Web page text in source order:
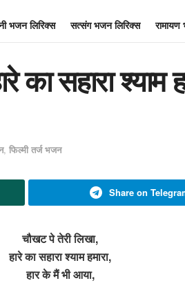
भजन लिरिक्स सत्संग भजन लिरिक्स
का सहारा श्याम
, फिल्मी तर्ज भजन
Share on
चौखट पे तेरी लिखा,
हारे का सहारा श्याम हमारा,
हार के मैं भी आया,